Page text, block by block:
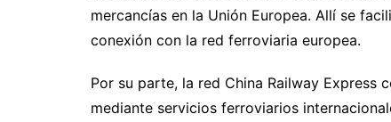
mercancías en la Unión Europea. Allí se
conexión con la red ferroviaria europea.
Por su parte, la red China Railway Express
mediante servicios ferroviarios